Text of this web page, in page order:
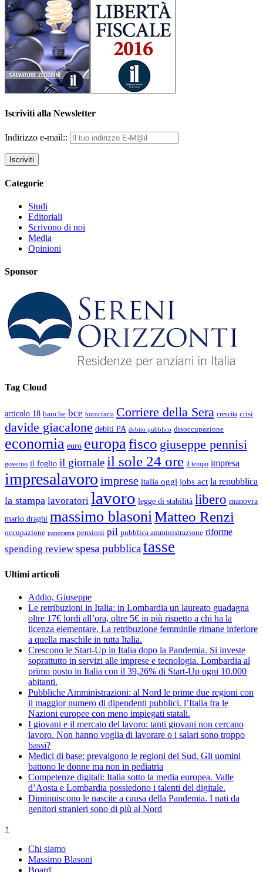
Iscriviti alla Newsletter
Indirizzo e-mail::
Categorie
Studi
Editoriali
Scrivono di noi
Media
Opinioni
Sponsor
Tag Cloud
articolo 18 banche bce burocrazia Corriere della Sera crescita crisi
davide giacalone debiti PA debito pubblico disoccupazione
economia euro europafisco giuseppe pennisi
governo il foglio il giornale il sole 24 ore il tempo impresa
impresalavoro imprese italia oggi jobs act la repubblica
la stampa lavoratori lavoro legge di stabilità libero manovra
mario draghi massimo blasoniMatteo Renzi
occupazione panorama pensioni pil pubblica amministrazione riforme
spending review spesa pubblicatasse
Ultimi articoli
Addio, Giuseppe
Le retribuzioni in Italia: in Lombardia un laureato guadagna
oltre 17€ lordi all’ora, oltre 5€ in più rispetto a chi ha la
licenza elementare. La retribuzione femminile rimane inferiore
a quella maschile in tutta Italia.
Crescono le Start-Up in Italia dopo la Pandemia. Si investe
soprattutto in servizi alle imprese e tecnologia. Lombardia al
primo posto in Italia con il 39,26% di Start-Up ogni 10.000
abitanti.
Pubbliche Amministrazioni: al Nord le prime due regioni con
il maggior numero di dipendenti pubblici. l’Italia fra le
Nazioni europee con meno impiegati statali.
I giovani e il mercato del lavoro: tanti giovani non cercano
lavoro. Non hanno voglia di lavorare o i salari sono troppo
bassi?
Medici di base: prevalgono le regioni del Sud. Gli uomini
battono le donne ma non in pediatria
Competenze digitali: Italia sotto la media europea. Valle
d’Aosta e Lombardia possiedono i talenti del digitale.
Diminuiscono le nascite a causa della Pandemia. I nati da
genitori stranieri sono di più al Nord
↑
Chi siamo
Massimo Blasoni
Board